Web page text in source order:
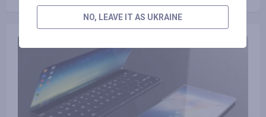
NO, LEAVE IT AS UKRAINE